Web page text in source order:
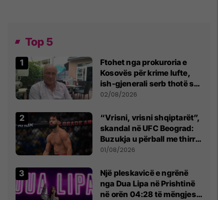
Top 5
Ftohet nga prokuroria e
Kosovës për krime lufte,
ish-gjenerali serb thotë se
dikush e tradhtoi në
02/08/2026
“Vrisni, vrisni shqiptarët”,
skandal në UFC Beograd:
Buzukja u përball me thirrje
anti-shqiptare nga
01/08/2026
Një pleskavicë e ngrënë
nga Dua Lipa në Prishtinë
në orën 04:28 të mëngjesit